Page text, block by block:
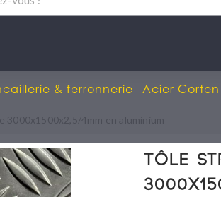
& ferronnerie Acier Corten
3000x1500x2,5/4mm en aluminium
Tôle